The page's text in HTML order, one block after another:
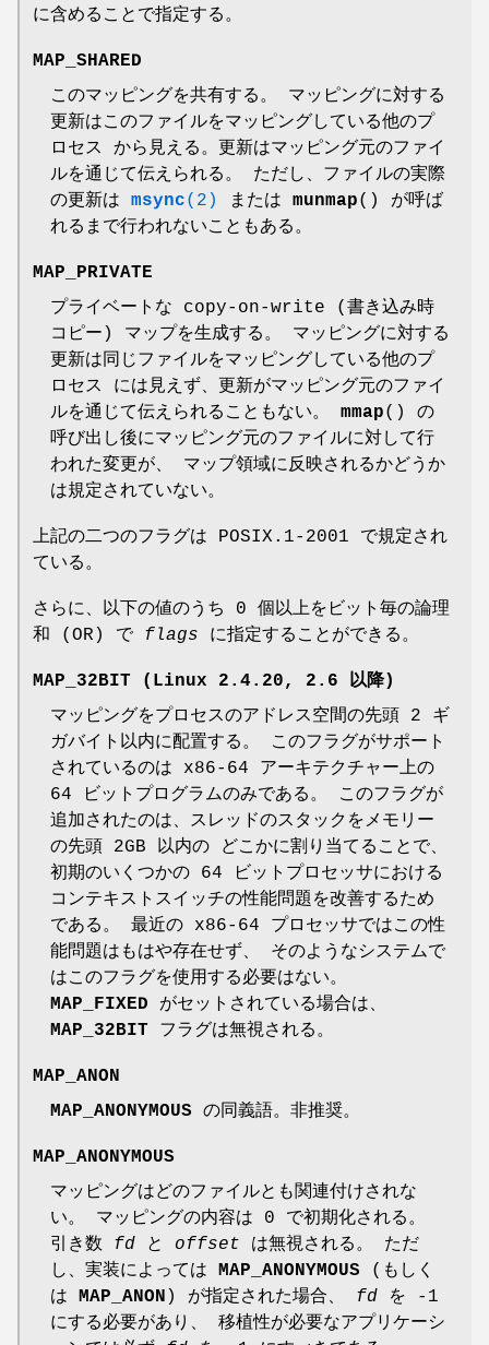
に含めることで指定する。
MAP_SHARED
このマッピングを共有する。 マッピングに対する
更新はこのファイルをマッピングしている他のプ
ロセス から見える。更新はマッピング元のファイ
ルを通じて伝えられる。 ただし、ファイルの実際
の更新は msync(2) または munmap() が呼ば
れるまで行われないこともある。
MAP_PRIVATE
プライベートな copy-on-write (書き込み時
コピー) マップを生成する。 マッピングに対する
更新は同じファイルをマッピングしている他のプ
ロセス には見えず、更新がマッピング元のファイ
ルを通じて伝えられることもない。 mmap() の
呼び出し後にマッピング元のファイルに対して行
われた変更が、 マップ領域に反映されるかどうか
は規定されていない。
上記の二つのフラグは POSIX.1-2001 で規定され
ている。
さらに、以下の値のうち 0 個以上をビット毎の論理
和 (OR) で flags に指定することができる。
MAP_32BIT (Linux 2.4.20, 2.6 以降)
マッピングをプロセスのアドレス空間の先頭 2 ギ
ガバイト以内に配置する。 このフラグがサポート
されているのは x86-64 アーキテクチャー上の
64 ビットプログラムのみである。 このフラグが
追加されたのは、スレッドのスタックをメモリー
の先頭 2GB 以内の どこかに割り当てることで、
初期のいくつかの 64 ビットプロセッサにおける
コンテキストスイッチの性能問題を改善するため
である。 最近の x86-64 プロセッサではこの性
能問題はもはや存在せず、 そのようなシステムで
はこのフラグを使用する必要はない。
MAP_FIXED がセットされている場合は、
MAP_32BIT フラグは無視される。
MAP_ANON
MAP_ANONYMOUS の同義語。非推奨。
MAP_ANONYMOUS
マッピングはどのファイルとも関連付けされな
い。 マッピングの内容は 0 で初期化される。
引き数 fd と offset は無視される。 ただ
し、実装によっては
MAP_ANONYMOUS (もしく
は
MAP_ANON ) が指定された場合、 fd を -1
にする必要があり、 移植性が必要なアプリケーシ